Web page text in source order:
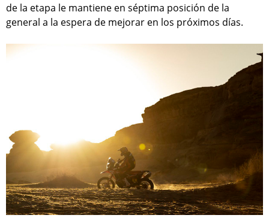
de la etapa le mantiene en séptima posición de la
general a la espera de mejorar en los próximos días.